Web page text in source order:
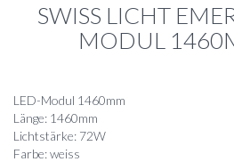
SWISS LICHT
MODUL
LED-Modul 1460mm
Länge: 1460mm
Lichtstärke: 72W
Farbe: weiss